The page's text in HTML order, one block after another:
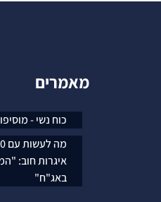
מאמרים
כוח נשי -
איגרות חוב:
באג"ח"